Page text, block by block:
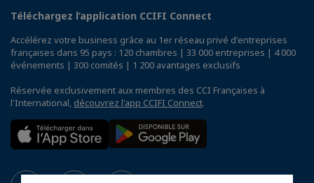
Téléchargez l’application CCIFI Connect
Accélérez votre business grâce au 1er réseau privé d'entreprises
françaises dans 95 pays : 120 chambres | 33 000 entreprises | 4 000
événements | 300 comités | 1 200 avantages exclusifs
Réservée exclusivement aux membres des CCI Françaises à
l'International, découvrez l'app CCIFI Connect.